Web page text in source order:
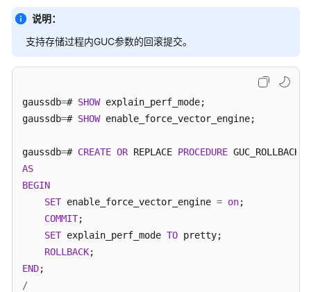
语
标
高
级
调
试
说明：
支持存储过程内GUC参数的回滚提交。
gaussdb=# SHOW explain_perf_mode;
gaussdb=# SHOW enable_force_vector_engine;
gaussdb=# CREATE OR REPLACE PROCEDURE
AS
BEGIN
SET enable_force_vector_engine = on;
COMMIT;
SET explain_perf_mode TO pretty;
ROLLBACK
END
/